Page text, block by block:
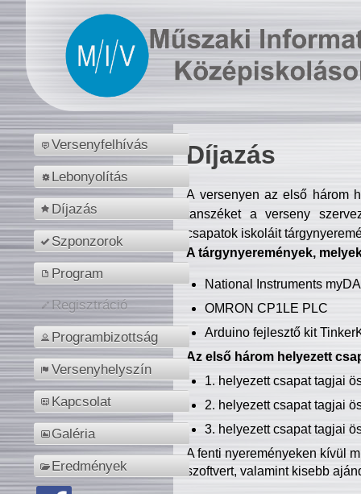
Versenyfelhívás
Lebonyolítás
Díjazás
Szponzorok
Program
Regisztráció
Programbizottság
Versenyhelyszín
Kapcsolat
Galéria
Eredmények
Díjazás
A versenyen az első három
tanszéket a verseny
csapatok iskoláit
A tárgynyeremények,
National Instruments
OMRON CP1LE PLC
Arduino fejlesztő kit
Az első három helyezett
1. helyezett csapat tagjai
2. helyezett csapat tagjai
3. helyezett csapat tagjai
A fenti nyereményeken kívül
szoftvert, valamint kisebb